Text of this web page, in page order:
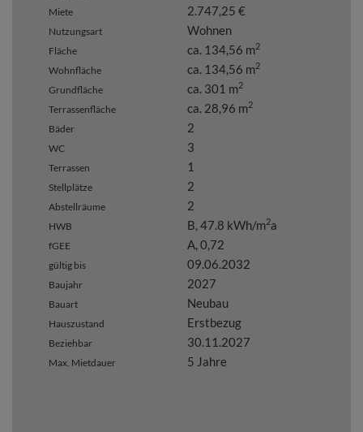
Miete 2.747,25 €
Nutzungsart Wohnen
Fläche ca. 134,56 m2
Wohnfläche ca. 134,56 m2
Grundfläche ca. 301 m2
Terrassenfläche ca. 28,96 m2
Bäder 2
WC 3
Terrassen 1
Stellplätze 2
Abstellräume 2
HWB B, 47.8 kWh/m2a
fGEE A, 0,72
gültig bis 09.06.2032
Baujahr 2027
Bauart Neubau
Hauszustand Erstbezug
Beziehbar 30.11.2027
Max. Mietdauer 5 Jahre